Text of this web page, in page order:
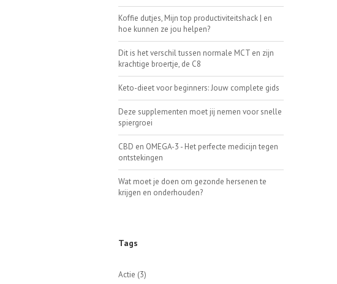
Koffie dutjes, Mijn top productiviteitshack | en
hoe kunnen ze jou helpen?
Dit is het verschil tussen normale MCT en zijn
krachtige broertje, de C8
Keto-dieet voor beginners: Jouw complete gids
Deze supplementen moet jij nemen voor snelle
spiergroei
CBD en OMEGA-3 - Het perfecte medicijn tegen
ontstekingen
Wat moet je doen om gezonde hersenen te
krijgen en onderhouden?
Tags
Actie (3)